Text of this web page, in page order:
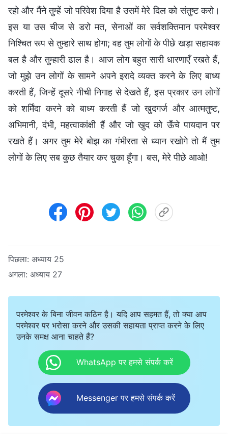
रहो और मैंने तुम्हें जो परिवेश दिया है उसमें मेरे दिल को संतुष्ट करो।
इस या उस चीज से डरो मत, सेनाओं का सर्वशक्तिमान परमेश्वर
निश्चित रूप से तुम्हारे साथ होगा; वह तुम लोगों के पीछे खड़ा सहायक
बल है और तुम्हारी ढाल है। आज लोग बहुत सारी धारणाएँ रखते हैं,
जो मुझे उन लोगों के सामने अपने इरादे व्यक्त करने के लिए बाध्य
करती हैं, जिन्हें दूसरे नीची निगाह से देखते हैं, इस प्रकार उन लोगों
को शर्मिंदा करने को बाध्य करती हैं जो खुदगर्ज और आत्मतुष्ट,
अभिमानी, दंभी, महत्वाकांक्षी हैं और जो खुद को ऊँचे पायदान पर
रखते हैं। अगर तुम मेरे बोझ का गंभीरता से ध्यान रखोगे तो मैं तुम
लोगों के लिए सब कुछ तैयार कर चुका हूँगा। बस, मेरे पीछे आओ!
पिछला: अध्याय 25
अगला: अध्याय 27
परमेश्वर के बिना जीवन कठिन है। यदि आप सहमत हैं, तो क्या आप
परमेश्वर पर भरोसा करने और उसकी सहायता प्राप्त करने के लिए
उनके समक्ष आना चाहते हैं?
WhatsApp पर हमसे संपर्क करें
Messenger पर हमसे संपर्क करें